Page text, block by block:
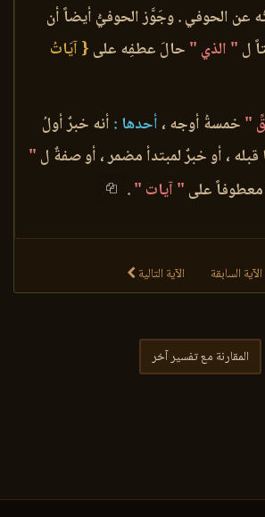
عن الحوفي . وجَوَّز الحوفيُّ أيضاً أن
ل " الذي " حالَ عطفِه على { آيَاتُ
" خمسةُ أوجه ، أحدها : أنه خبرٌ أولُ
قبله ، أو خبرٌ لمبتدأ مضمر ، أو صفةٌ ل "
معطوفاً على " آيات ".
الآية السابقة الآية التالية
المقارنة مع تفسير آخر